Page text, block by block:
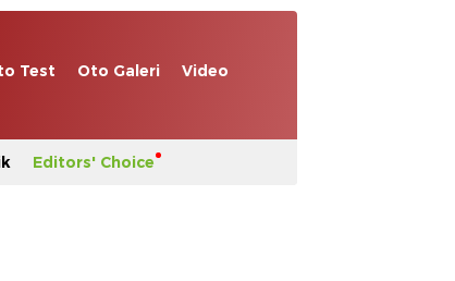
Test Oto Galeri Video
Editors' Choice